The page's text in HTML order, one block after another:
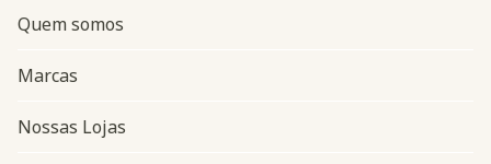
Quem somos
Marcas
Nossas Lojas